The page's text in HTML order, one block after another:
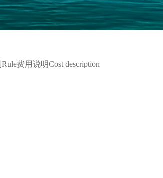
Rule费用说明Cost description